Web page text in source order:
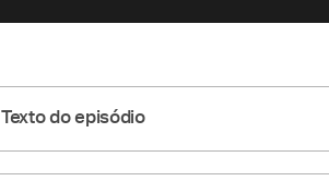
Texto do episódio